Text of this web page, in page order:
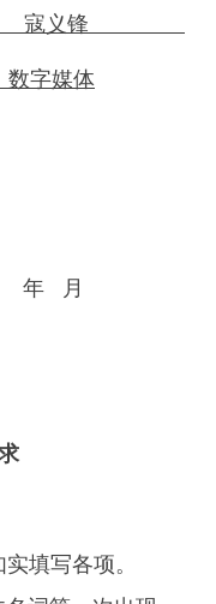
寇义锋
字媒体
期
年 月
填写各项。